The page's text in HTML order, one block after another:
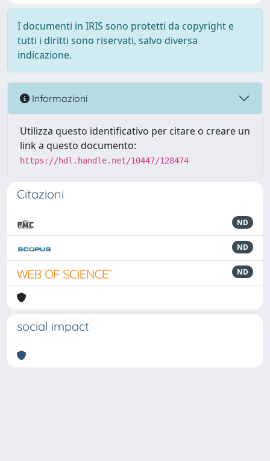
I documenti in IRIS sono protetti da copyright e
tutti i diritti sono riservati, salvo diversa
indicazione.
Informazioni
Utilizza questo identificativo per citare o creare un
link a questo documento:
https://hdl.handle.net/10447/128474
Citazioni
ND
ND
ND
social impact